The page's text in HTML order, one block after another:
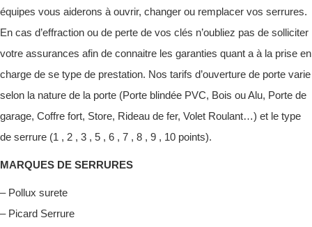
équipes vous aiderons à ouvrir, changer ou remplacer vos serrures.
En cas d’effraction ou de perte de vos clés n’oubliez pas de solliciter
votre assurances afin de connaitre les garanties quant a à la prise en
charge de se type de prestation. Nos tarifs d’ouverture de porte varie
selon la nature de la porte (Porte blindée PVC, Bois ou Alu, Porte de
garage, Coffre fort, Store, Rideau de fer, Volet Roulant…) et le type
de serrure (1 , 2 , 3 , 5 , 6 , 7 , 8 , 9 , 10 points).
MARQUES DE SERRURES
– Pollux surete
– Picard Serrure